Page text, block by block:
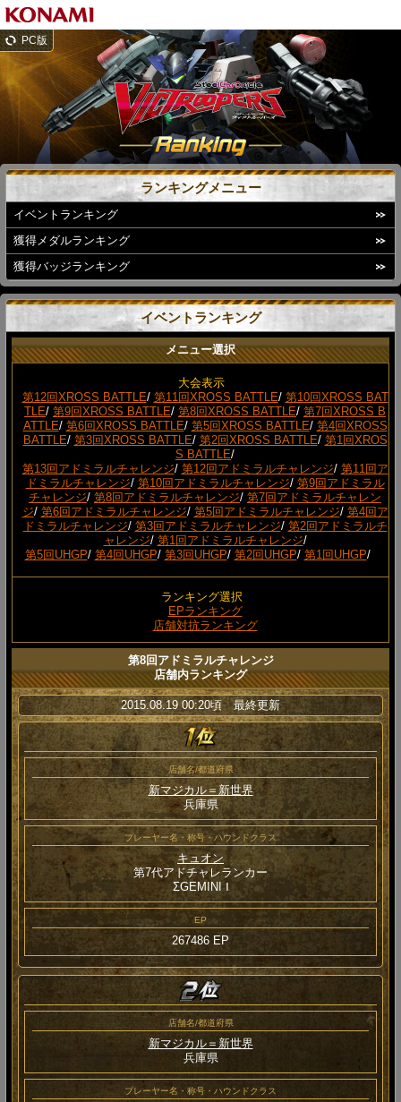
PC版
ランキングメニュー
イベントランキング
獲得メダルランキング
獲得バッジランキング
イベントランキング
メニュー選択
大会表示
第12回XROSS BATTLE/ 第11回XROSS BATTLE/ 第10回XROSS BAT
TLE/ 第9回XROSS BATTLE/ 第8回XROSS BATTLE/ 第7回XROSS B
ATTLE/ 第6回XROSS BATTLE/ 第5回XROSS BATTLE/ 第4回XROSS
BATTLE/ 第3回XROSS BATTLE/ 第2回XROSS BATTLE/ 第1回XROS
S BATTLE/
第13回アドミラルチャレンジ/ 第12回アドミラルチャレンジ/ 第11回ア
ドミラルチャレンジ/ 第10回アドミラルチャレンジ/ 第9回アドミラル
チャレンジ/ 第8回アドミラルチャレンジ/ 第7回アドミラルチャレン
ジ/ 第6回アドミラルチャレンジ/ 第5回アドミラルチャレンジ/ 第4回ア
ドミラルチャレンジ/ 第3回アドミラルチャレンジ/ 第2回アドミラルチ
ャレンジ/ 第1回アドミラルチャレンジ/
第5回UHGP/ 第4回UHGP/ 第3回UHGP/ 第2回UHGP/ 第1回UHGP/
ランキング選択
EPランキング
店舗対抗ランキング
第8回アドミラルチャレンジ
店舗内ランキング
2015.08.19 00:20頃 最終更新
店舗名/都道府県
新マジカル＝新世界
兵庫県
プレーヤー名・称号・ハウンドクラス
キュオン
第7代アドチャレランカー
ΣGEMINI Ⅰ
EP
267486 EP
店舗名/都道府県
新マジカル＝新世界
兵庫県
プレーヤー名・称号・ハウンドクラス